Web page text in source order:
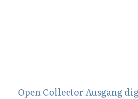
Open Collector Ausgang